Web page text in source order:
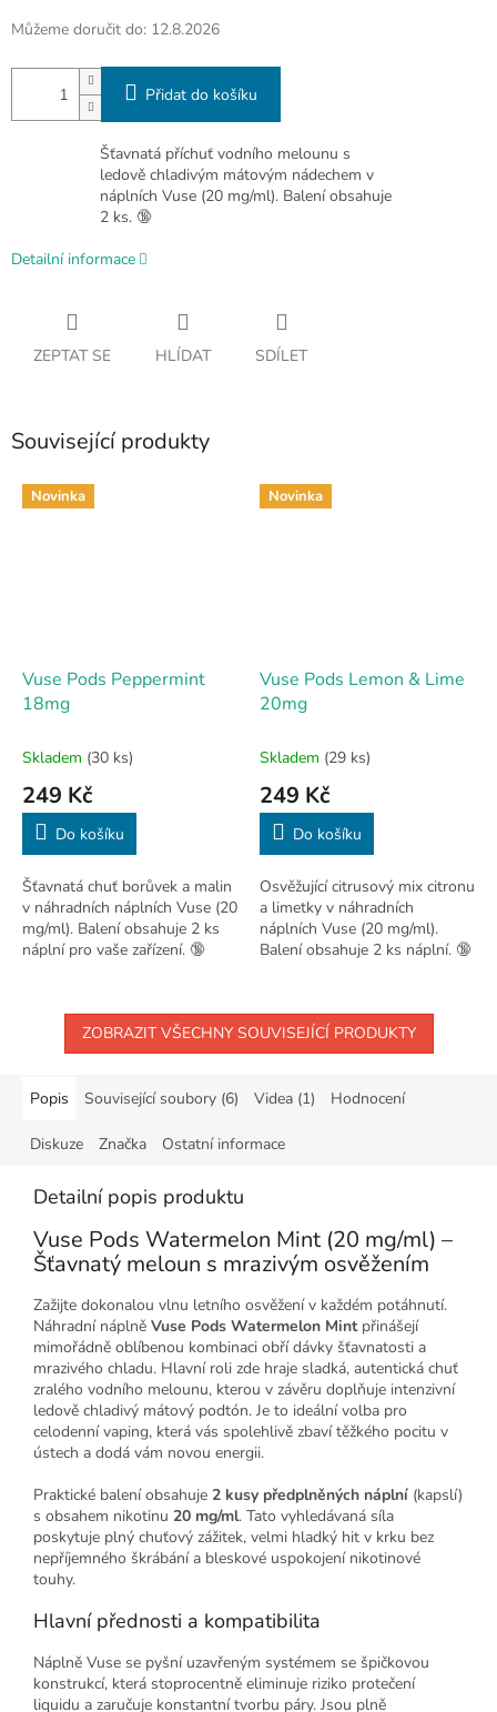
Můžeme doručit do: 12.8.2026
Přidat do košíku
Šťavnatá příchuť vodního melounu s
ledově chladivým mátovým nádechem v
náplních Vuse (20 mg/ml). Balení obsahuje
2 ks. 🔞
Detailní informace
ZEPTAT SE HLÍDAT SDÍLET
Související produkty
Novinka
Vuse Pods Peppermint
18mg
Skladem (30 ks)
249 Kč
Do košíku
Šťavnatá chuť borůvek a malin
v náhradních náplních Vuse (20
mg/ml). Balení obsahuje 2 ks
náplní pro vaše zařízení. 🔞
Novinka
Vuse Pods Lemon & Lime
20mg
Skladem (29 ks)
249 Kč
Do košíku
Osvěžující citrusový mix citronu
a limetky v náhradních
náplních Vuse (20 mg/ml).
Balení obsahuje 2 ks náplní. 🔞
ZOBRAZIT VŠECHNY SOUVISEJÍCÍ PRODUKTY
Popis Související soubory (6) Videa (1) Hodnocení
Diskuze Značka Ostatní informace
Detailní popis produktu
Vuse Pods Watermelon Mint (20 mg/ml) –
Šťavnatý meloun s mrazivým osvěžením
Zažijte dokonalou vlnu letního osvěžení v každém potáhnutí.
Náhradní náplně Vuse Pods Watermelon Mintpřinášejí
mimořádně oblíbenou kombinaci obří dávky šťavnatosti a
mrazivého chladu. Hlavní roli zde hraje sladká, autentická chuť
zralého vodního melounu, kterou v závěru doplňuje intenzivní
ledově chladivý mátový podtón. Je to ideální volba pro
celodenní vaping, která vás spolehlivě zbaví těžkého pocitu v
ústech a dodá vám novou energii.
Praktické balení obsahuje 2 kusy předplněných náplní (kapslí)
s obsahem nikotinu 20 mg/ml. Tato vyhledávaná síla
poskytuje plný chuťový zážitek, velmi hladký hit v krku bez
nepříjemného škrábání a bleskové uspokojení nikotinové
touhy.
Hlavní přednosti a kompatibilita
Náplně Vuse se pyšní uzavřeným systémem se špičkovou
konstrukcí, která stoprocentně eliminuje riziko protečení
liquidu a zaručuje konstantní tvorbu páry. Jsou plně